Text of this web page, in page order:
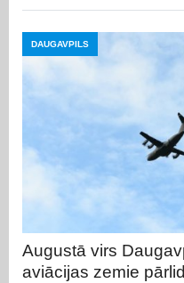
DAUGAVPILS
Augustā virs
aviācijas zemie